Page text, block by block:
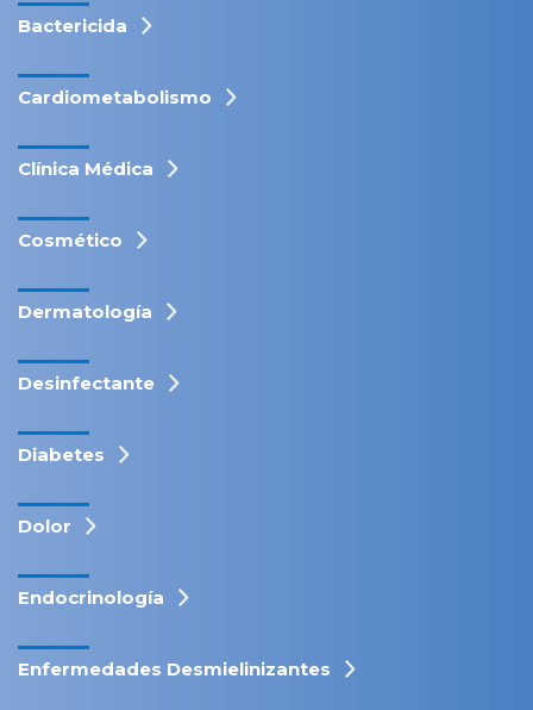
Bactericida
Cardiometabolismo
Clínica Médica
Cosmético
Dermatología
Desinfectante
Diabetes
Dolor
Endocrinología
Enfermedades Desmielinizantes